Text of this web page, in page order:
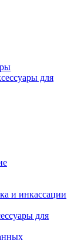
для
и инкассации
для